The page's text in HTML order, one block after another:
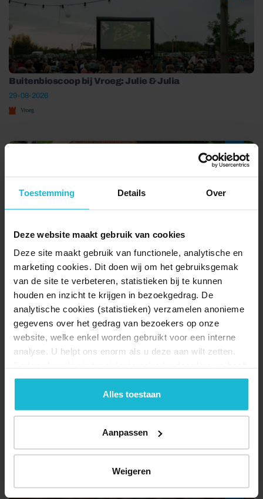
Toestemming Details Over
Deze website maakt gebruik van cookies
Deze site maakt gebruik van functionele, analytische en
marketing cookies. Dit doen wij om het gebruiksgemak
van de site te verbeteren, statistieken bij te kunnen
houden en inzicht te krijgen in bezoekgedrag. De
analytische cookies (statistieken) verzamelen anonieme
gegevens over het gedrag van bezoekers op onze
website, welke enkel worden gebruikt voor een interne
analyse. U helpt ons enorm als u deze aan wilt zetten.
geen commerciële doelstelling. U kunt deze cookies via
de knoppen accepteren, beheren of weigeren.
Alles toestaan
Aanpassen
Weigeren
Buitenbioscoop bij Vroeg: Julie & Julia
29-08-2026
Vroeg
Boerenmarkt bij Vroeg
12-09-2026
Vroeg
Vroeg